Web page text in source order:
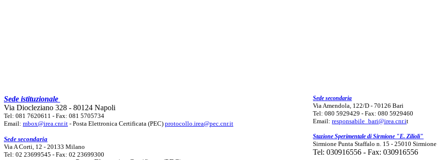
Sede istituzionale
Via Diocleziano 328 - 80124 Napoli
Tel: 081 7620611 - Fax: 081 5705734
Email: mbox@irea.cnr.it - Posta Elettronica Certificata (PEC) protocollo.irea@pec.cnr.it
Sede secondaria
Via A Corti, 12 - 20133 Milano
Tel: 02 23699545 - Fax: 02 23699300
Sede secondaria
Via Amendola, 122/D - 70126 Bari
Tel: 080 5929429 - Fax: 080 5929460
Email:responsabile_bari@irea.cnr.it
Stazione Sperimentale di Sirmione "E. Zilioli"
Sirmione Punta Staffalo n. 15 - 25010 Sirmione
Tel: 030916556 - Fax: 030916556